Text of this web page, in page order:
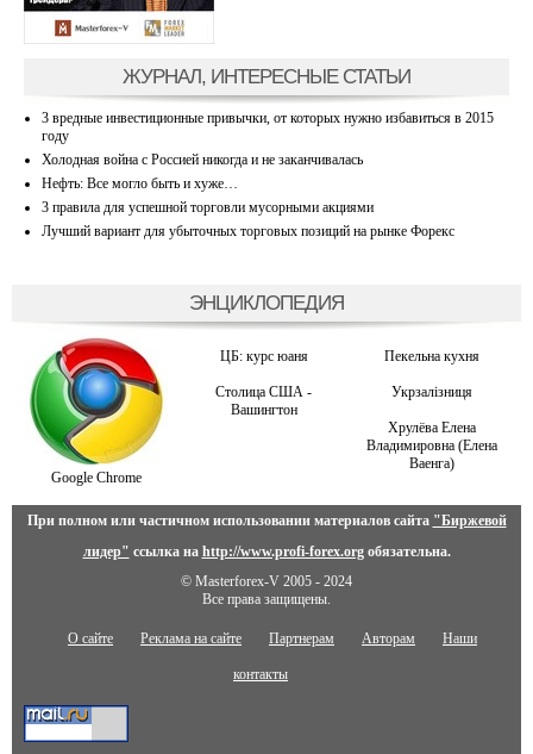
ЖУРНАЛ, ИНТЕРЕСНЫЕ СТАТЬИ
3 вредные инвестиционные привычки, от которых нужно избавиться в 2015
году
Холодная война с Россией никогда и не заканчивалась
Нефть: Все могло быть и хуже…
3 правила для успешной торговли мусорными акциями
Лучший вариант для убыточных торговых позиций на рынке Форекс
ЭНЦИКЛОПЕДИЯ
Google Chrome
ЦБ: курс юаня Пекельна кухня
Столица США -
Вашингтон
Укрзалiзниця
Хрулёва Елена
Владимировна (Елена
Ваенга)
При полном или частичном использовании материалов сайта "Биржевой
лидер" ссылка на http://www.profi-forex.orgобязательна.
© Masterforex-V 2005 - 2024
Все права защищены.
О сайте Реклама на сайте Партнерам Авторам Наши
контакты